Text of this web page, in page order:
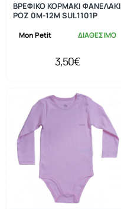
Mon Petit ΔΙΑΘΕΣΙΜΟ
ΒΡΕΦΙΚΟ ΚΟΡΜΑΚΙ ΦΑΝΕΛΑΚΙ
ΡΟΖ 0Μ-12Μ SUL1101P
3,50€